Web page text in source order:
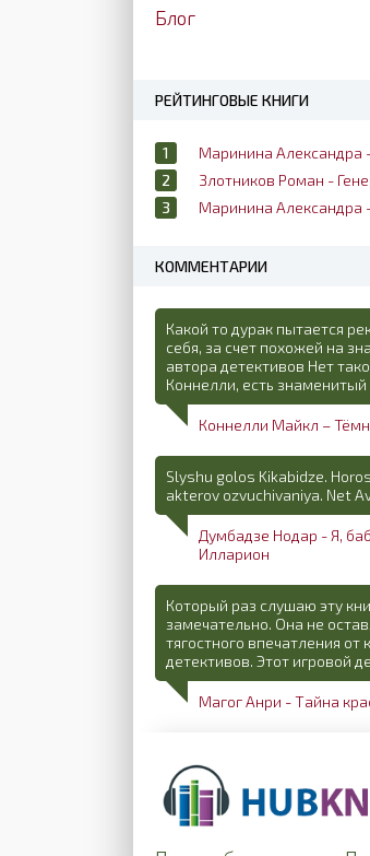
Блог
РЕЙТИНГОВЫЕ КНИГИ
Маринина Александра -
Злотников Роман -
Маринина Александра -
КОММЕНТАРИИ
Какой то дурак пытается
себя, за счет похожей на
автора детективов Нет
Коннелли, есть
Коннелли Майкл –
Slyshu golos Kikabidze.
akterov ozvuchivaniya. Net
Думбадзе Нодар - Я,
Илларион
Который раз слушаю эту
замечательно. Она не
тягостного впечатления от
детективов. Этот игровой
Магог Анри - Тайна